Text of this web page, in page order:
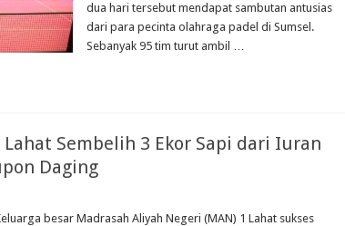
dua hari tersebut mendapat sambutan antusias
dari para pecinta olahraga padel di Sumsel.
Sebanyak 95 tim turut ambil …
Sembelih 3 Ekor Sapi dari Iuran
Daging
besar Madrasah Aliyah Negeri (MAN) 1 Lahat sukses